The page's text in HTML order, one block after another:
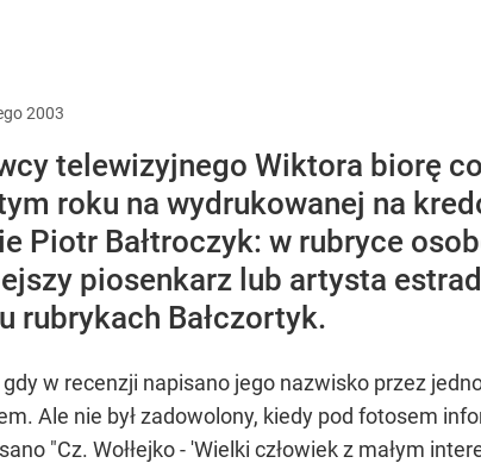
2003
telewizyjnego Wiktora biorę
roku na wydrukowanej na
Piotr Bałtroczyk: w rubryce
piosenkarz lub artysta
rubrykach Bałczortyk.
gdy w recenzji napisano jego nazwisko przez
Ale nie był zadowolony, kiedy pod fotosem
"Cz. Wołłejko - 'Wielki człowiek z małym